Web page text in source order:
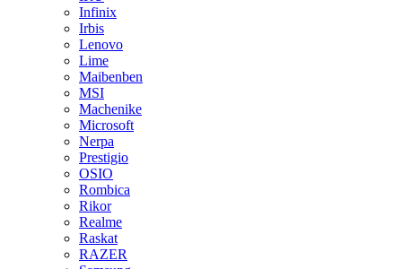
Infinix
Irbis
Lenovo
Lime
Maibenben
MSI
Machenike
Microsoft
Nerpa
Prestigio
OSIO
Rombica
Rikor
Realme
Raskat
RAZER